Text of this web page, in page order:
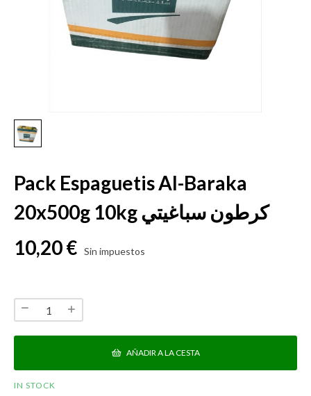
Pack Espaguetis Al-Baraka
20x500g 10kg كرطون سباغيتي
10,20 € Sin impuestos
AÑADIR A LA CESTA
IN STOCK